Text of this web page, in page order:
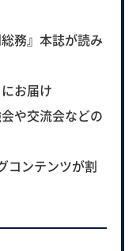
務』本誌が読み
お届け
や交流会などの
コンテンツが割